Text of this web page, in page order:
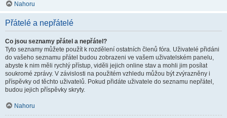
Nahoru
Přátelé a nepřátelé
Co jsou seznamy přátel a nepřátel?
Tyto seznamy můžete použít k rozdělení ostatních členů fóra. Uživatelé přidáni
do vašeho seznamu přátel budou zobrazeni ve vašem uživatelském panelu,
abyste k nim měli rychlý přístup, viděli jejich online stav a mohli jim posílat
soukromé zprávy. V závislosti na použitém vzhledu můžou být zvýrazněny i
příspěvky od těchto uživatelů. Pokud přidáte uživatele do seznamu nepřátel,
budou jejich příspěvky skryty.
Nahoru